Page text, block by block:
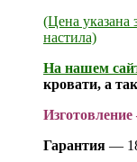
(Цена указана
настила)
На нашем
кровати, а
Гарантия —